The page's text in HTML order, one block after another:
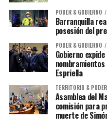
PODER & GOBIERNO
Barranquilla
posesión del
PODER & GOBIERNO
Gobierno
Espriella
TERRITORIO & PODER
Asamblea del
comisión para
muerte de